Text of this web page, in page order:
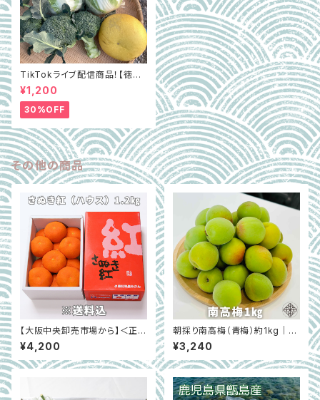
TikTokライブ配信商品！【徳島
県阿波市】GOTTSO阿波セレ
クト3種詰合せ約2.8㎏（ミルフィ
ー菜含む）
¥1,200
30%OFF
その他の商品
【大阪中央卸売市場から】＜正品
＞さぬき紅（ハウスみかん）約1.
2㎏
¥4,200
朝採り南高梅（青梅）約1kg｜LL
サイズ以上・秀品｜WARIE 和歌
山県紀の川市 ※6月初旬～中
旬
¥3,240